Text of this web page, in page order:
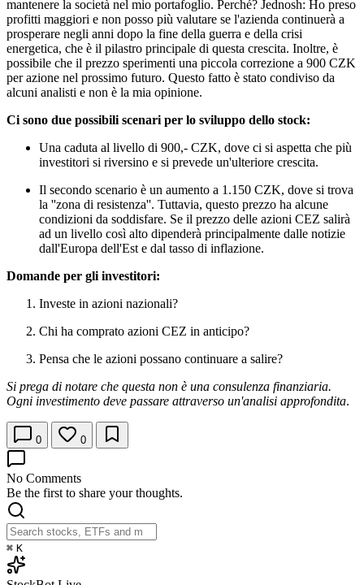
mantenere la società nel mio portafoglio. Perché? Jednosh: Ho preso
profitti maggiori e non posso più valutare se l'azienda continuerà a
prosperare negli anni dopo la fine della guerra e della crisi
energetica, che è il pilastro principale di questa crescita. Inoltre, è
possibile che il prezzo sperimenti una piccola correzione a 900 CZK
per azione nel prossimo futuro. Questo fatto è stato condiviso da
alcuni analisti e non è la mia opinione.
Ci sono due possibili scenari per lo sviluppo dello stock:
Una caduta al livello di 900,- CZK, dove ci si aspetta che più
investitori si riversino e si prevede un'ulteriore crescita.
Il secondo scenario è un aumento a 1.150 CZK, dove si trova
la ''zona di resistenza''. Tuttavia, questo prezzo ha alcune
condizioni da soddisfare. Se il prezzo delle azioni CEZ salirà
ad un livello così alto dipenderà principalmente dalle notizie
dall'Europa dell'Est e dal tasso di inflazione.
Domande per gli investitori:
Investe in azioni nazionali?
Chi ha comprato azioni CEZ in anticipo?
Pensa che le azioni possano continuare a salire?
Si prega di notare che questa non è una consulenza finanziaria.
Ogni investimento deve passare attraverso un'analisi approfondita.
0 0
No Comments
Be the first to share your thoughts.
⌘ K